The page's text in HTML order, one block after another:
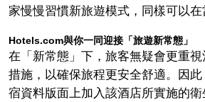
家慢慢習慣新旅遊模式，同樣可以在
Hotels.com與你一同迎接「旅遊新常態」
在「新常態」下，旅客無疑會更重
措施，以確保旅程更安全舒適。因
宿資料版面上加入該酒店所實施的